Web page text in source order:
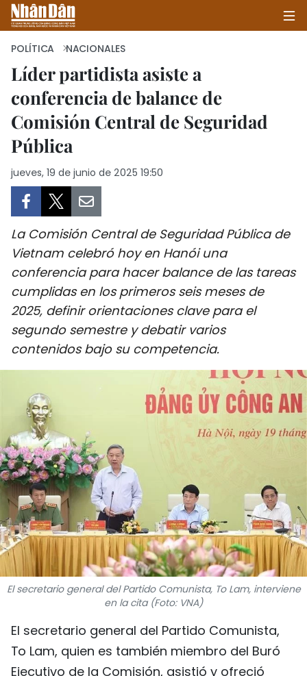
INICIO
POLÍTICA
SALUD - MEDIO AMBIENTE
CULTURA - ENTRETENIMIENTO
INTERNACIONAL
DEPORTES
VIAJES
PUENTE DE AMISTAD
HISTORIAS MULTIMEDIA
FOTOGRAFÍA
¿QUIÉNES SOMOS?
TIẾNG VIỆT
ENGLISH
中文
FRANÇAIS
РУССКИЙ
POLÍTICA NACIONALES
Líder partidista asiste a
conferencia de balance de
Comisión Central de Seguridad
Pública
jueves, 19 de junio de 2025 19:50
La Comisión Central de Seguridad Pública de
Vietnam celebró hoy en Hanói una
conferencia para hacer balance de las tareas
cumplidas en los primeros seis meses de
2025, definir orientaciones clave para el
segundo semestre y debatir varios
contenidos bajo su competencia.
El secretario general del Partido Comunista, To Lam, interviene
en la cita (Foto: VNA)
El secretario general del Partido Comunista,
To Lam, quien es también miembro del Buró
Ejecutivo de la Comisión, asistió y ofreció